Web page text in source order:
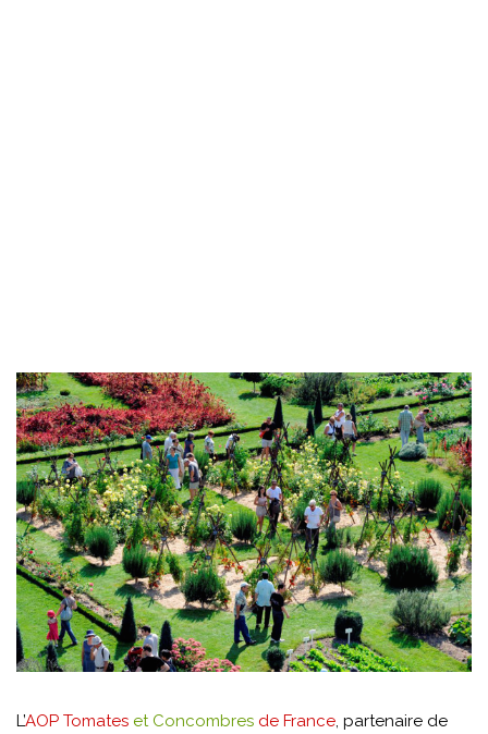
L’AOP Tomates et Concombres de France, partenaire de